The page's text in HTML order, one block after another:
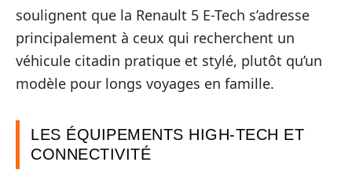
soulignent que la Renault 5 E-Tech s’adresse
principalement à ceux qui recherchent un
véhicule citadin pratique et stylé, plutôt qu’un
modèle pour longs voyages en famille.
LES ÉQUIPEMENTS HIGH-TECH ET
CONNECTIVITÉ